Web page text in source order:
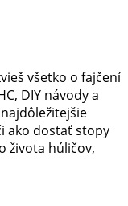
všetko o fajčení
DIY návody a
ako dostať stopy
života húličov,